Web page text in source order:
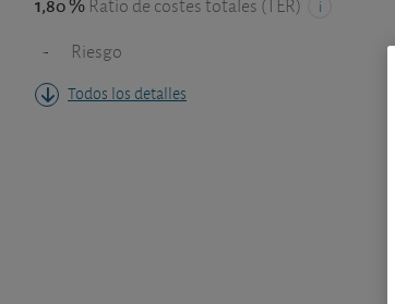
Ratio de costes totales (TER)
- Riesgo
Todos los detalles